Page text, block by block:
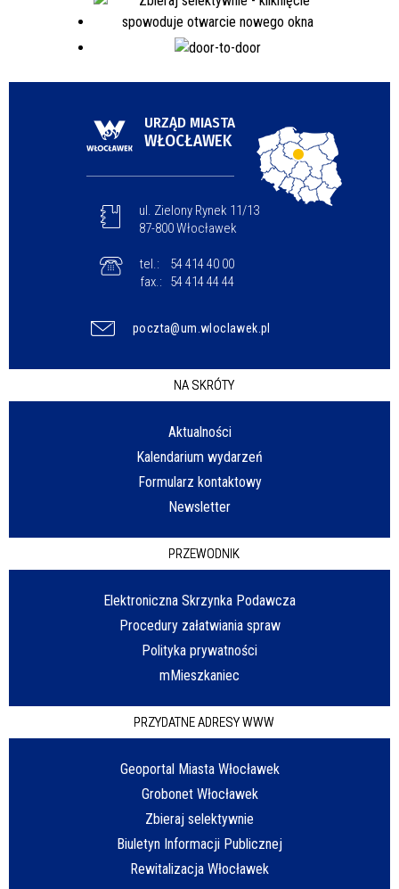
URZĄD MIASTA
WŁOCŁAWEK
ul. Zielony Rynek 11/13
87-800 Włocławek
tel.:
54 414 40 00
fax.:
54 414 44 44
poczta@um.wloclawek.pl
NA SKRÓTY
Aktualności
Kalendarium wydarzeń
Formularz kontaktowy
Newsletter
PRZEWODNIK
Elektroniczna Skrzynka Podawcza
Procedury załatwiania spraw
Polityka prywatności
mMieszkaniec
PRZYDATNE ADRESY WWW
Geoportal Miasta Włocławek
Grobonet Włocławek
Zbieraj selektywnie
Biuletyn Informacji Publicznej
Rewitalizacja Włocławek